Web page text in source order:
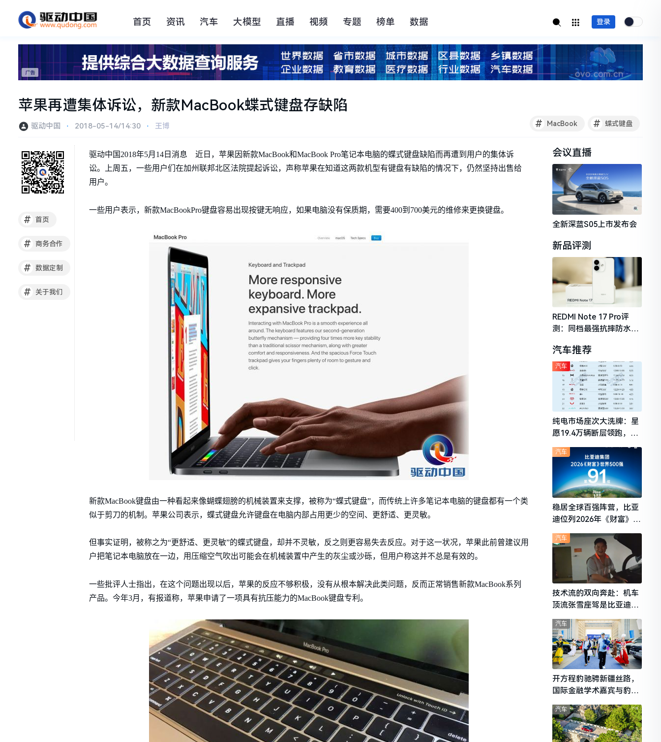
首页 资讯 汽车 大模型 直播 视频 专题 榜单 数据 登录
苹果再遭集体诉讼，新款MacBook蝶式键盘存缺陷
# MacBook # 蝶式键盘
驱动中国 ⋅ 2018-05-14/14:30 ⋅ 王博
# 首页
# 商务合作
# 数据定制
# 关于我们
驱动中国2018年5月14日消息 近日，苹果因新款MacBook和MacBook Pro笔记本电脑的蝶式键盘缺陷而再遭到用户的集体诉
讼。上周五，一些用户们在加州联邦北区法院提起诉讼，声称苹果在知道这两款机型有键盘有缺陷的情况下，仍然坚持出售给
用户。
一些用户表示，新款MacBookPro键盘容易出现按键无响应，如果电脑没有保质期，需要400到700美元的维修来更换键盘。
新款MacBook键盘由一种看起来像蝴蝶翅膀的机械装置来支撑，被称为“蝶式键盘”，而传统上许多笔记本电脑的键盘都有一个类
似于剪刀的机制。苹果公司表示，蝶式键盘允许键盘在电脑内部占用更少的空间、更舒适、更灵敏。
但事实证明，被称之为“更舒适、更灵敏”的蝶式键盘，却并不灵敏，反之则更容易失去反应。对于这一状况，苹果此前曾建议用
户把笔记本电脑放在一边，用压缩空气吹出可能会在机械装置中产生的灰尘或沙砾，但用户称这并不总是有效的。
一些批评人士指出，在这个问题出现以后，苹果的反应不够积极，没有从根本解决此类问题，反而正常销售新款MacBook系列
产品。今年3月，有报道称，苹果申请了一项具有抗压能力的MacBook键盘专利。
会议直播
全新深蓝S05上市发布会
新品评测
REDMI Note 17 Pro评
测：同档最强抗摔防水，
守门员
汽车推荐
纯电市场座次大洗牌：星
愿19.4万辆断层领跑，理
想i6成最强黑马
汽车
稳居全球百强阵营，比亚
迪位列2026年《财富》世
汽车
技术流的双向奔赴：机车
顶流张雪座驾是比亚迪秦
L
汽车
开方程豹驰骋新疆丝路，
国际金融学术嘉宾与豹友
共赴山海热爱
汽车
汽车